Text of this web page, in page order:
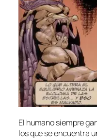
El hu­mano siem­pre
los que se en­cuen­tra